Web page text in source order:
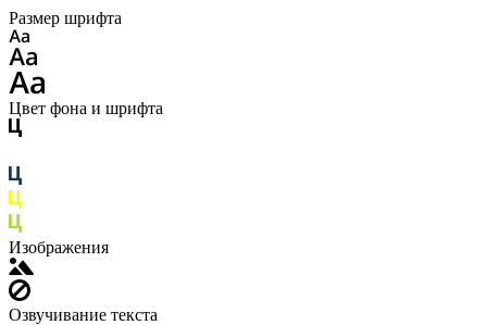
Размер шрифта
Цвет фона и шрифта
Изображения
Озвучивание текста